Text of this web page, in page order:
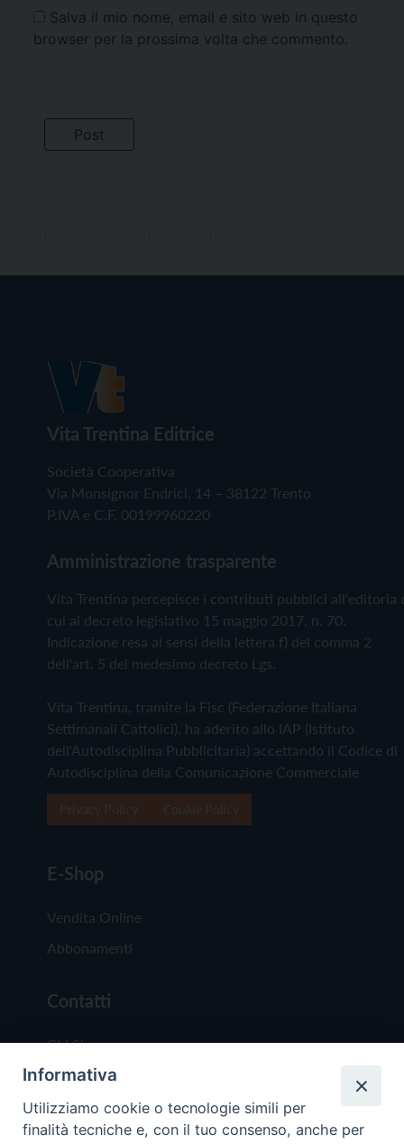
Salva il mio nome, email e sito web in questo
browser per la prossima volta che commento.
Vita Trentina Editrice
Società Cooperativa
Via Monsignor Endrici, 14 – 38122 Trento
P.IVA e C.F. 00199960220
Amministrazione trasparente
Vita Trentina percepisce i contributi pubblici all'editoria
cui al decreto legislativo 15 maggio 2017, n. 70.
Indicazione resa ai sensi della lettera f) del comma 2
dell'art. 5 del medesimo decreto Lgs.
Vita Trentina, tramite la Fisc (Federazione Italiana
Settimanali Cattolici), ha aderito allo IAP (Istituto
dell'Autodisciplina Pubblicitaria) accettando il Codice di
Autodisciplina della Comunicazione Commerciale
E-Shop
Vendita Online
Abbonamenti
Contatti
Chi Siamo
Redazione
Scrivici
Informativa
Utilizziamo cookie o tecnologie simili per
finalità tecniche e, con il tuo consenso, anche per